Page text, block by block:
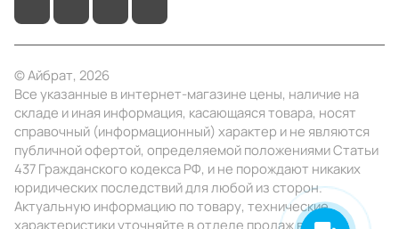
© Айбрат, 2026
Все указанные в интернет-магазине цены, наличие на
складе и иная информация, касающаяся товара, носят
справочный (информационный) характер и не являются
публичной офертой, определяемой положениями Статьи
437 Гражданского кодекса РФ, и не порождают никаких
юридических последствий для любой из сторон.
Актуальную информацию по товару, технические
характеристики уточняйте в отделе продаж в день